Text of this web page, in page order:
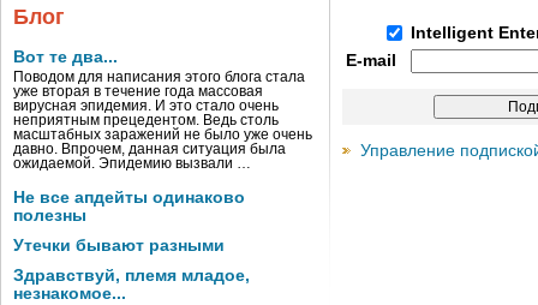
Блог
Вот те два...
Поводом для написания этого блога стала
уже вторая в течение года массовая
вирусная эпидемия. И это стало очень
неприятным прецедентом. Ведь столь
масштабных заражений не было уже очень
давно. Впрочем, данная ситуация была
ожидаемой. Эпидемию вызвали …
Не все апдейты одинаково
полезны
Утечки бывают разными
Здравствуй, племя младое,
незнакомое...
Intelligent
E-mail
Управление